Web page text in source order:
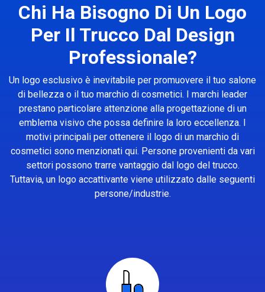
Chi Ha Bisogno Di Un Logo
Per Il Trucco Dal Design
Professionale?
Un logo esclusivo è inevitabile per promuovere il tuo salone
di bellezza o il tuo marchio di cosmetici. I marchi leader
prestano particolare attenzione alla progettazione di un
emblema visivo che possa definire la loro eccellenza. I
motivi principali per ottenere il logo di un marchio di
cosmetici sono menzionati qui. Persone provenienti da vari
settori possono trarre vantaggio dal logo del trucco.
Tuttavia, un logo accattivante viene utilizzato dalle seguenti
persone/industrie.